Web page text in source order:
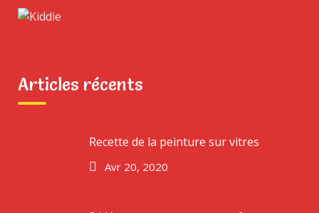
Note5.00
£15.00
Articles récents
Recette de la peinture sur vitres
Avr 20, 2020